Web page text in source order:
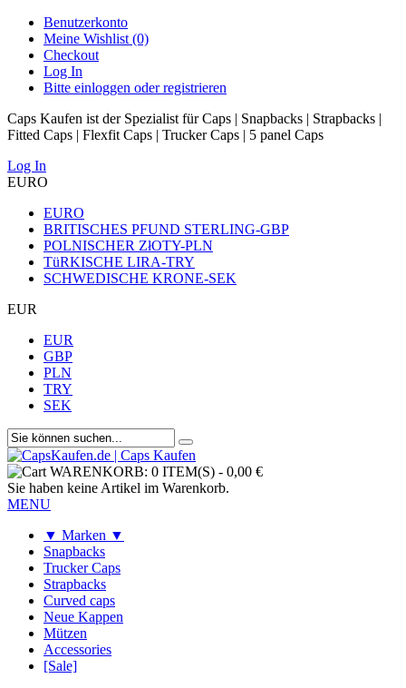
Benutzerkonto
Meine Wishlist (0)
Checkout
Log In
Bitte einloggen oder registrieren
Caps Kaufen ist der Spezialist für Caps | Snapbacks | Strapbacks |
Fitted Caps | Flexfit Caps | Trucker Caps | 5 panel Caps
Log In
EURO
EURO
BRITISCHES PFUND STERLING-GBP
POLNISCHER ZłOTY-PLN
TüRKISCHE LIRA-TRY
SCHWEDISCHE KRONE-SEK
EUR
EUR
GBP
PLN
TRY
SEK
WARENKORB: 0 ITEM(S) - 0,00 €
Sie haben keine Artikel im Warenkorb.
MENU
▼ Marken ▼
Snapbacks
Trucker Caps
Strapbacks
Curved caps
Neue Kappen
Mützen
Accessories
[Sale]